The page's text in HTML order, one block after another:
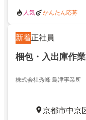
人気 かんたん応募
新着正社員
梱包・入出庫作
株式会社秀峰 島津事業所
京都市中京